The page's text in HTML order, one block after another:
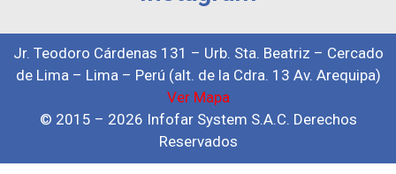
Jr. Teodoro Cárdenas 131 – Urb. Sta. Beatriz – Cercado
de Lima – Lima – Perú (alt. de la Cdra. 13 Av. Arequipa)
Ver Mapa
© 2015 – 2026 Infofar System S.A.C. Derechos
Reservados